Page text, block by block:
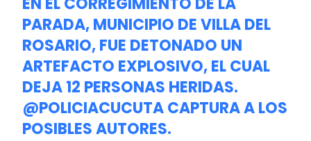
PARADA, MUNICIPIO DE VILLA DEL
ROSARIO, FUE DETONADO UN
ARTEFACTO EXPLOSIVO, EL CUAL
DEJA 12 PERSONAS HERIDAS.
@POLICIACUCUTACAPTURA A LOS
POSIBLES AUTORES.